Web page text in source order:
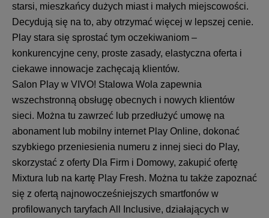
starsi, mieszkańcy dużych miast i małych miejscowości.
Decydują się na to, aby otrzymać więcej w lepszej cenie.
Play stara się sprostać tym oczekiwaniom –
konkurencyjne ceny, proste zasady, elastyczna oferta i
ciekawe innowacje zachęcają klientów.
Salon Play w VIVO! Stalowa Wola zapewnia
wszechstronną obsługę obecnych i nowych klientów
sieci. Można tu zawrzeć lub przedłużyć umowę na
abonament lub mobilny internet Play Online, dokonać
szybkiego przeniesienia numeru z innej sieci do Play,
skorzystać z oferty Dla Firm i Domowy, zakupić ofertę
Mixtura lub na kartę Play Fresh. Można tu także zapoznać
się z ofertą najnowocześniejszych smartfonów w
profilowanych taryfach All Inclusive, działających w